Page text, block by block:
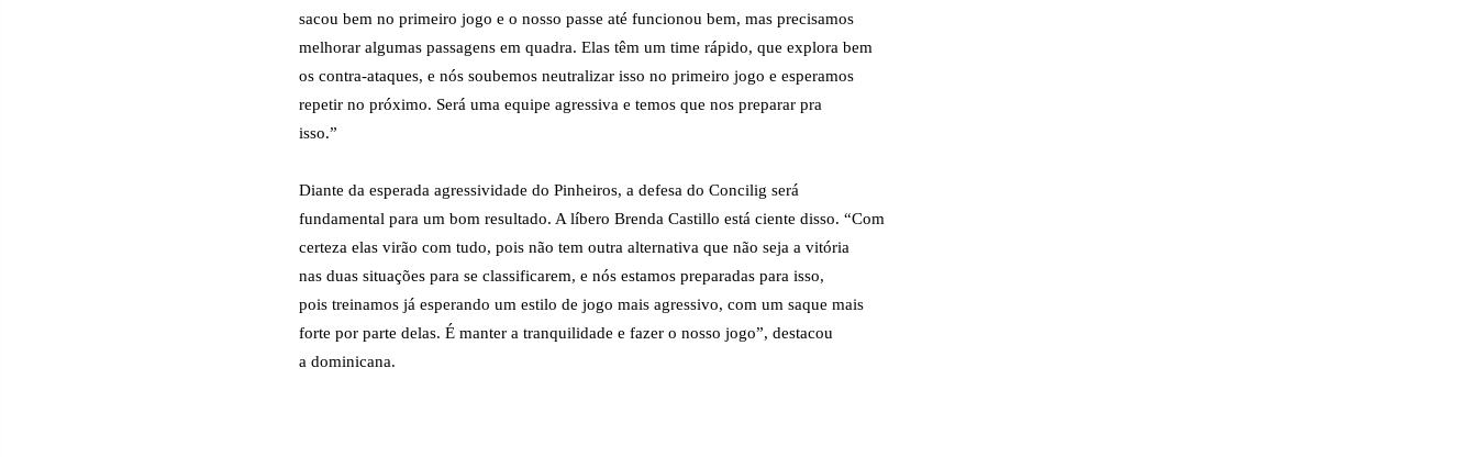
sacou bem no primeiro jogo e o nosso passe até funcionou bem, mas precisamos
melhorar algumas passagens em quadra. Elas têm um time rápido, que explora bem
os contra-ataques, e nós soubemos neutralizar isso no primeiro jogo e esperamos
repetir no próximo. Será uma equipe agressiva e temos que nos preparar pra
isso.”
Diante da esperada agressividade do Pinheiros, a defesa do Concilig será
fundamental para um bom resultado. A líbero Brenda Castillo está ciente disso. “Com
certeza elas virão com tudo, pois não tem outra alternativa que não seja a vitória
nas duas situações para se classificarem, e nós estamos preparadas para isso,
pois treinamos já esperando um estilo de jogo mais agressivo, com um saque mais
forte por parte delas. É manter a tranquilidade e fazer o nosso jogo”, destacou
a dominicana.